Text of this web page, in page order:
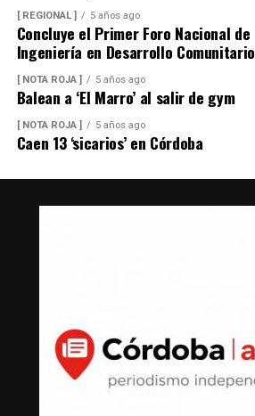
[ REGIONAL ] 5 años ago
Concluye el Primer Foro Nacional de
Ingeniería en Desarrollo Comunitario
[ NOTA ROJA ] 5 años ago
Balean a ‘El Marro’ al salir de gym
[ NOTA ROJA ] 5 años ago
Caen 13 ‘sicarios’ en Córdoba